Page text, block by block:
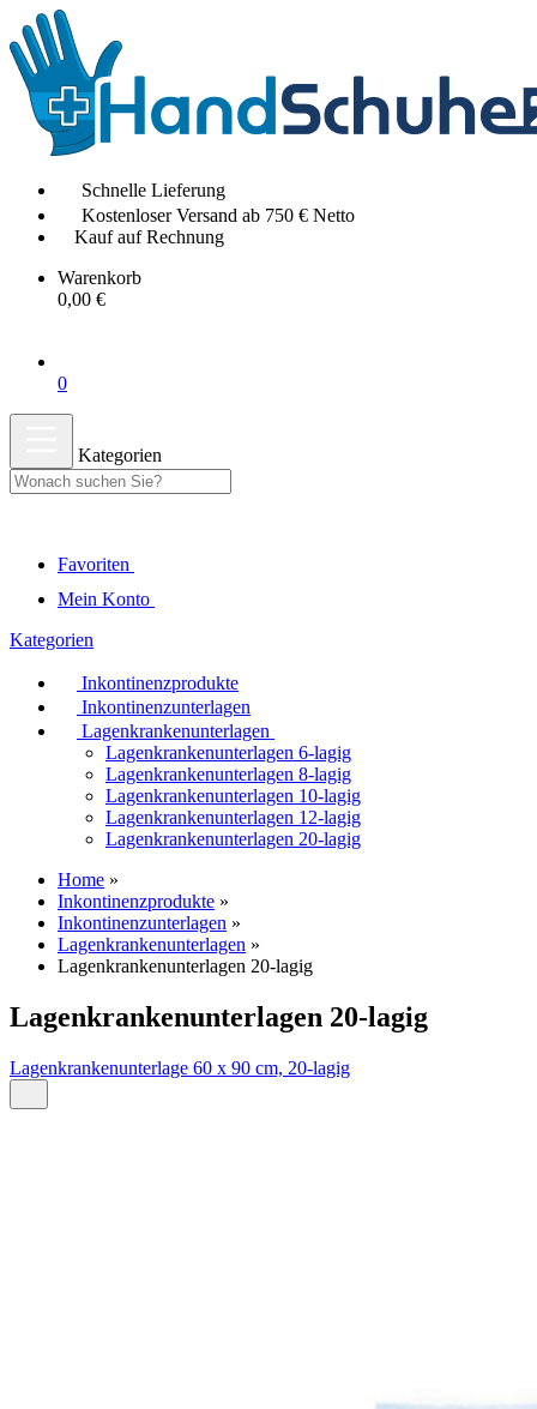
Schnelle Lieferung
Kostenloser Versand ab 750 € Netto
Kauf auf Rechnung
Warenkorb
0,00 €
0
Kategorien
Favoriten
Mein Konto
Kategorien
Inkontinenzprodukte
Inkontinenzunterlagen
Lagenkrankenunterlagen
Lagenkrankenunterlagen 6-lagig
Lagenkrankenunterlagen 8-lagig
Lagenkrankenunterlagen 10-lagig
Lagenkrankenunterlagen 12-lagig
Lagenkrankenunterlagen 20-lagig
Home »
Inkontinenzprodukte »
Inkontinenzunterlagen »
Lagenkrankenunterlagen »
Lagenkrankenunterlagen 20-lagig
Lagenkrankenunterlagen 20-lagig
Lagenkrankenunterlage 60 x 90 cm, 20-lagig